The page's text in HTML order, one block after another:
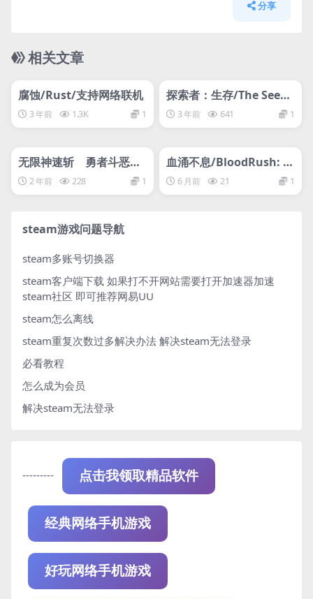
分享
相关文章
支持网络联机
腐蚀/Rust/支持网络联机
3 年前 1.3K 1
网盘下载游戏
探索者：生存/The Seeke
rs: Survival
3 年前 641 1
网盘下载游戏
无限神速斩 勇者斗恶龙
达伊的大冒险/Infinity St
rash: DRAGON QUEST
2 年前 228 1
网盘下载游戏
血涌不息/BloodRush: U
ndying Wish
6 月前 21 1
steam游戏问题导航
steam多账号切换器
steam客户端下载 如果打不开网站需要打开加速器加速
steam社区 即可推荐网易UU
steam怎么离线
steam重复次数过多解决办法 解决steam无法登录
必看教程
怎么成为会员
解决steam无法登录
--------- 点击我领取精品软件
经典网络手机游戏
好玩网络手机游戏